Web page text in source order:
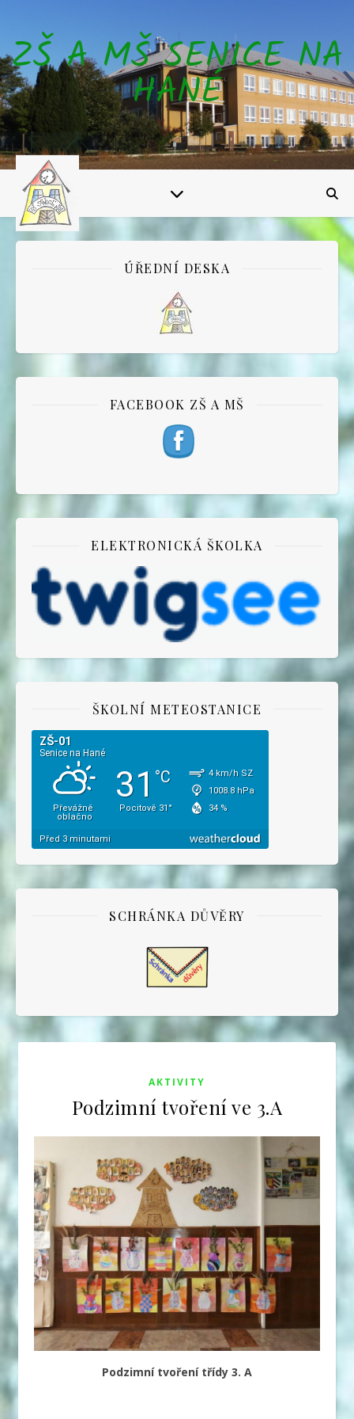
ZŠ A MŠ SENICE NA
HANÉ
ÚŘEDNÍ DESKA
FACEBOOK ZŠ A MŠ
ELEKTRONICKÁ ŠKOLKA
ŠKOLNÍ METEOSTANICE
SCHRÁNKA DŮVĚRY
AKTIVITY
Podzimní tvoření ve 3.A
Podzimní tvoření třídy 3. A